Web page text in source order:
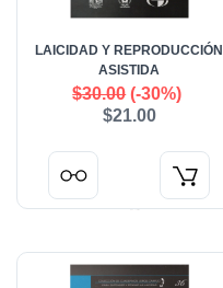
LAICIDAD Y REPRODUCCIÓN
ASISTIDA
$30.00(-30%)
$21.00